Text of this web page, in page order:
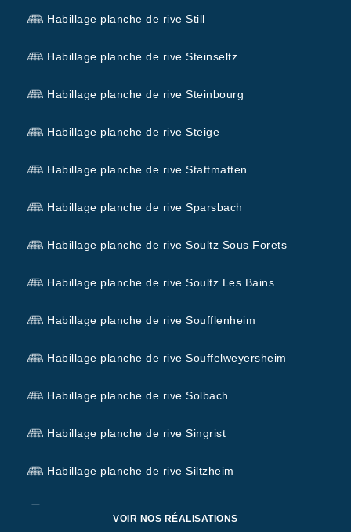
Habillage planche de rive Still
Habillage planche de rive Steinseltz
Habillage planche de rive Steinbourg
Habillage planche de rive Steige
Habillage planche de rive Stattmatten
Habillage planche de rive Sparsbach
Habillage planche de rive Soultz Sous Forets
Habillage planche de rive Soultz Les Bains
Habillage planche de rive Soufflenheim
Habillage planche de rive Souffelweyersheim
Habillage planche de rive Solbach
Habillage planche de rive Singrist
Habillage planche de rive Siltzheim
Habillage planche de rive Siewiller
VOIR NOS RÉALISATIONS